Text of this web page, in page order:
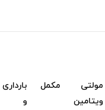
مولتی
ویتامین
مکمل
بارداری
و